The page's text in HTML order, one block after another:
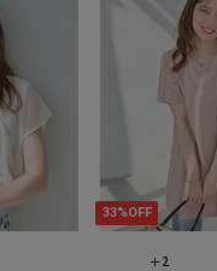
33%OFF
＋2